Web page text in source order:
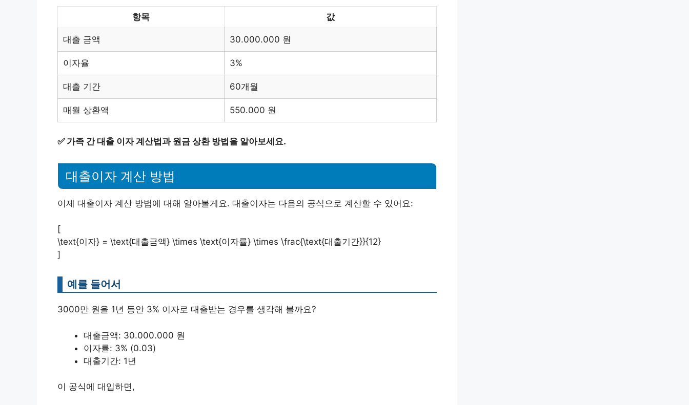
항목 값
대출 금액 30.000.000 원
이자율 3%
대출 기간 60개월
매월 상환액 550.000 원
✅ 가족 간 대출 이자 계산법과 원금 상환 방법을 알아보세요.
대출이자 계산 방법
이제 대출이자 계산 방법에 대해 알아볼게요. 대출이자는 다음의 공식으로 계산할 수 있어요:
[
\text{이자} = \text{대출금액} \times \text{이자률} \times \frac{\text{대출기간}}{12}
]
예를 들어서
3000만 원을 1년 동안 3% 이자로 대출받는 경우를 생각해 볼까요?
대출금액: 30.000.000 원
이자률: 3% (0.03)
대출기간: 1년
이 공식에 대입하면,